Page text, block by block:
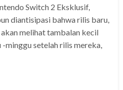
Switch 2 Eksklusif,
diantisipasi bahwa rilis baru,
melihat tambalan kecil
minggu setelah rilis mereka,